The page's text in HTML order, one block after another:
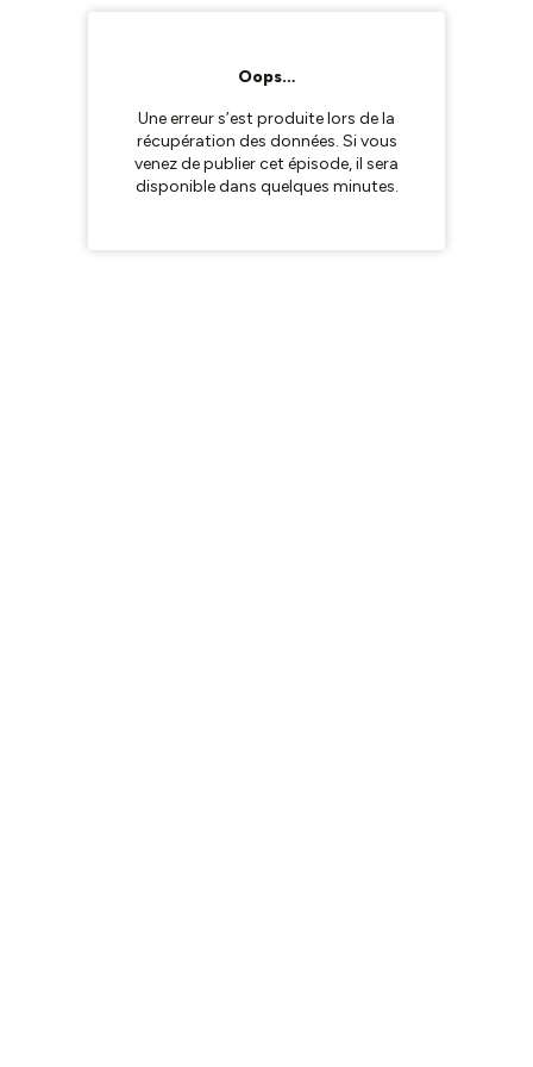
Oops…
Une erreur s’est produite lors de la
récupération des données. Si vous
venez de publier cet épisode, il sera
disponible dans quelques minutes.